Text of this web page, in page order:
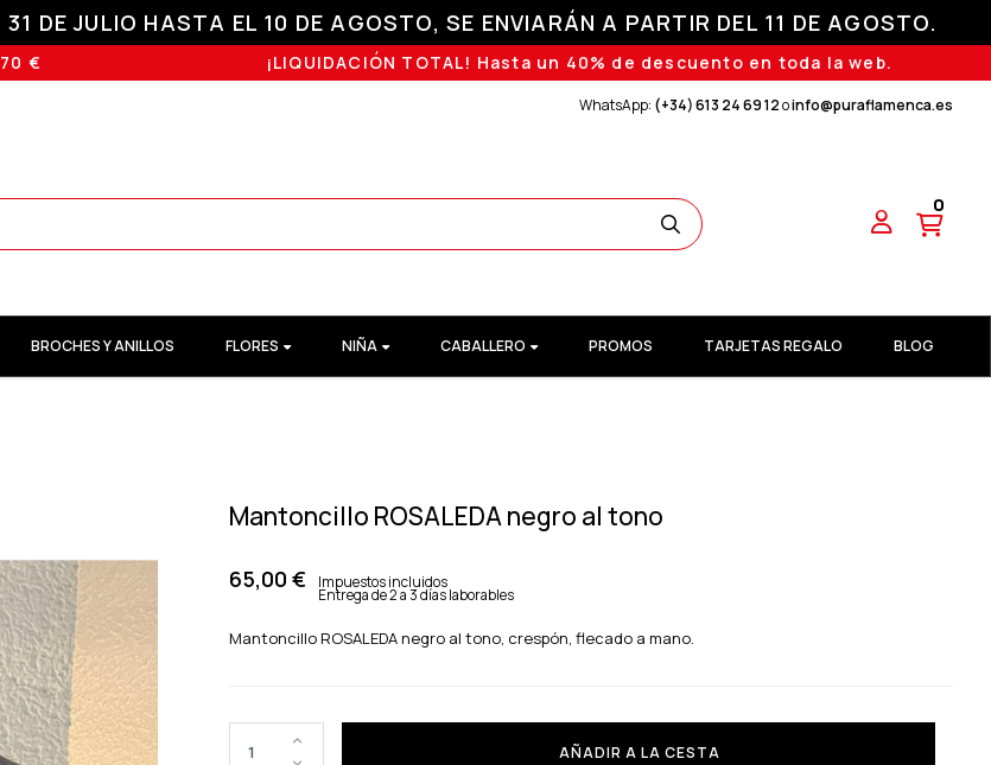
DE JULIO HASTA EL 10 DE AGOSTO, SE ENVIARÁN A PARTIR DEL 11 DE AGOSTO.
€ ¡LIQUIDACIÓN TOTAL! Hasta un 40% de descuento en toda la web.
WhatsApp: (+34) 613 24 69 12oinfo@puraflamenca.es
0
BROCHES Y ANILLOS FLORES NIÑA CABALLERO PROMOS TARJETAS REGALO BLOG
Mantoncillo ROSALEDA negro al tono
65,00 € Impuestos incluidos
Entrega de 2 a 3 días laborables
Mantoncillo ROSALEDA negro al tono, crespón, flecado a mano.
AÑADIR A LA CESTA